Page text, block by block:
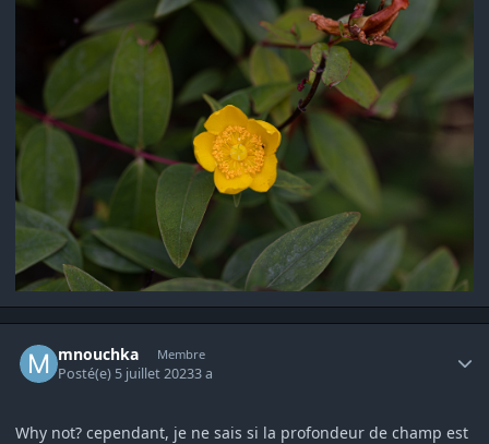
mnouchka Membre
Posté(e) 5 juillet 20233 a
Why not? cependant, je ne sais si la profondeur de champ est